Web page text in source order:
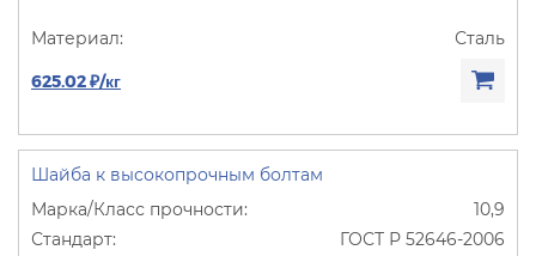
Сталь
625.02 ₽/кг
Шайба к высокопрочным болтам
10,9
ГОСТ Р 52646-2006